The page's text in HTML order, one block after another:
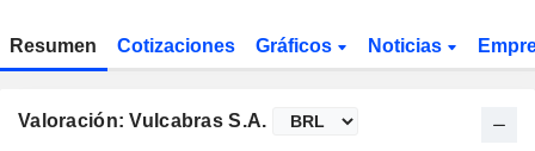
Resumen Cotizaciones Gráficos Noticias
Valoración: Vulcabras S.A.